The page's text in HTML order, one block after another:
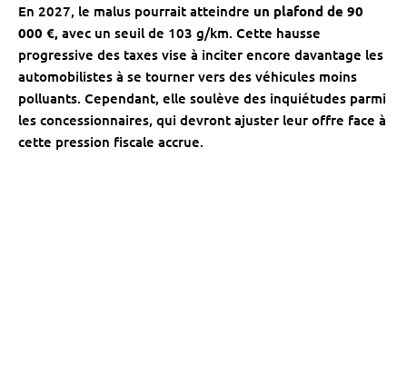
En 2027, le malus pourrait atteindre un plafond de 90
000 €, avec un seuil de 103 g/km. Cette hausse
progressive des taxes vise à inciter encore davantage les
automobilistes à se tourner vers des véhicules moins
polluants. Cependant, elle soulève des inquiétudes parmi
les concessionnaires, qui devront ajuster leur offre face à
cette pression fiscale accrue.